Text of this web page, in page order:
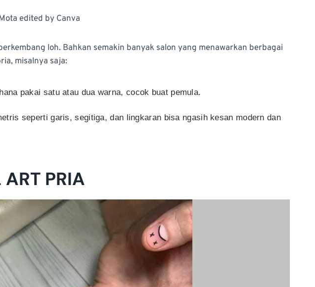
edited by Canva
loh. Bahkan semakin banyak salon yang menawarkan berbagai
misalnya saja:
pakai satu atau dua warna, cocok buat pemula.
seperti garis, segitiga, dan lingkaran bisa ngasih kesan modern dan
PRIA